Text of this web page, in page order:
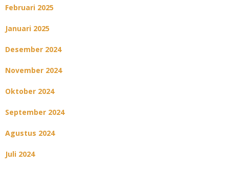
Februari 2025
Januari 2025
Desember 2024
November 2024
Oktober 2024
September 2024
Agustus 2024
Juli 2024